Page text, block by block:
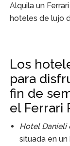
Alquila un
hoteles de lujo
Los
para
fin de
el Ferrari
Hotel Danieli
situada en